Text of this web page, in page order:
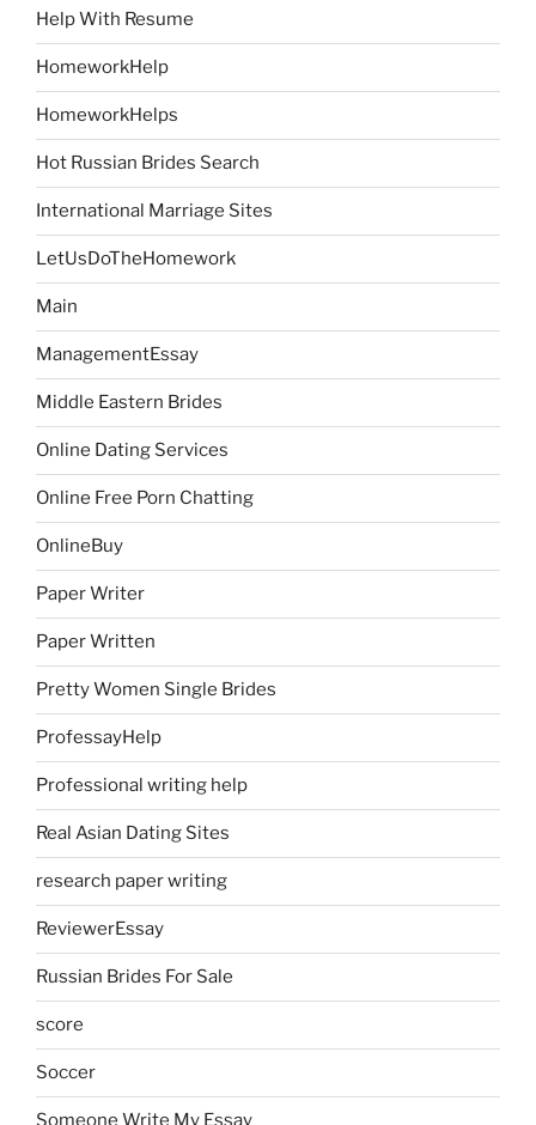
Help With Resume
HomeworkHelp
HomeworkHelps
Hot Russian Brides Search
International Marriage Sites
LetUsDoTheHomework
Main
ManagementEssay
Middle Eastern Brides
Online Dating Services
Online Free Porn Chatting
OnlineBuy
Paper Writer
Paper Written
Pretty Women Single Brides
ProfessayHelp
Professional writing help
Real Asian Dating Sites
research paper writing
ReviewerEssay
Russian Brides For Sale
score
Soccer
Someone Write My Essay